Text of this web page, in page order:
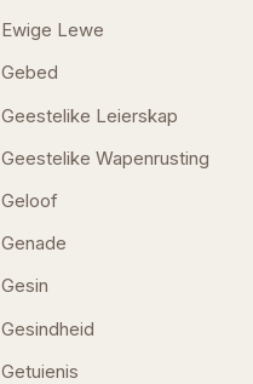
Ewige Lewe
Gebed
Geestelike Leierskap
Geestelike Wapenrusting
Geloof
Genade
Gesin
Gesindheid
Getuienis